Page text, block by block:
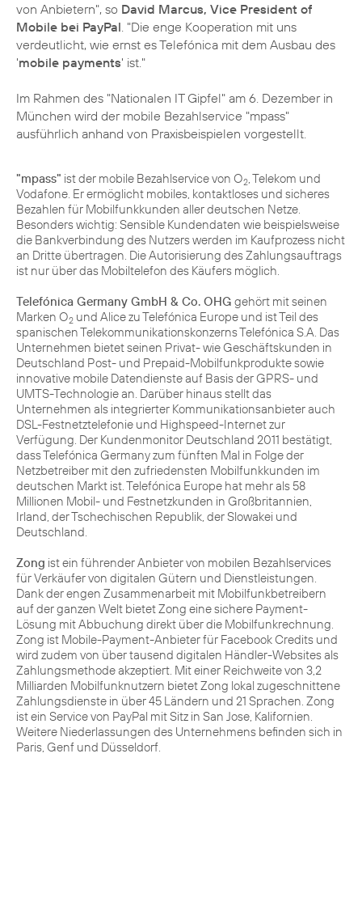
von Anbietern", so David Marcus, Vice President of
Mobile bei PayPal. "Die enge Kooperation mit uns
verdeutlicht, wie ernst es Telefónica mit dem Ausbau des
'mobile payments' ist."
Im Rahmen des "Nationalen IT Gipfel" am 6. Dezember in
München wird der mobile Bezahlservice "mpass"
ausführlich anhand von Praxisbeispielen vorgestellt.
"mpass" ist der mobile Bezahlservice von O2, Telekom und
Vodafone. Er ermöglicht mobiles, kontaktloses und sicheres
Bezahlen für Mobilfunkkunden aller deutschen Netze.
Besonders wichtig: Sensible Kundendaten wie beispielsweise
die Bankverbindung des Nutzers werden im Kaufprozess nicht
an Dritte übertragen. Die Autorisierung des Zahlungsauftrags
ist nur über das Mobiltelefon des Käufers möglich.
Telefónica Germany GmbH & Co. OHG gehört mit seinen
Marken O2 und Alice zu Telefónica Europe und ist Teil des
spanischen Telekommunikationskonzerns Telefónica S.A. Das
Unternehmen bietet seinen Privat- wie Geschäftskunden in
Deutschland Post- und Prepaid-Mobilfunkprodukte sowie
innovative mobile Datendienste auf Basis der GPRS- und
UMTS-Technologie an. Darüber hinaus stellt das
Unternehmen als integrierter Kommunikationsanbieter auch
DSL-Festnetztelefonie und Highspeed-Internet zur
Verfügung. Der Kundenmonitor Deutschland 2011 bestätigt,
dass Telefónica Germany zum fünften Mal in Folge der
Netzbetreiber mit den zufriedensten Mobilfunkkunden im
deutschen Markt ist. Telefónica Europe hat mehr als 58
Millionen Mobil- und Festnetzkunden in Großbritannien,
Irland, der Tschechischen Republik, der Slowakei und
Deutschland.
Zong ist ein führender Anbieter von mobilen Bezahlservices
für Verkäufer von digitalen Gütern und Dienstleistungen.
Dank der engen Zusammenarbeit mit Mobilfunkbetreibern
auf der ganzen Welt bietet Zong eine sichere Payment-
Lösung mit Abbuchung direkt über die Mobilfunkrechnung.
Zong ist Mobile-Payment-Anbieter für Facebook Credits und
wird zudem von über tausend digitalen Händler-Websites als
Zahlungsmethode akzeptiert. Mit einer Reichweite von 3,2
Milliarden Mobilfunknutzern bietet Zong lokal zugeschnittene
Zahlungsdienste in über 45 Ländern und 21 Sprachen. Zong
ist ein Service von PayPal mit Sitz in San Jose, Kalifornien.
Weitere Niederlassungen des Unternehmens befinden sich in
Paris, Genf und Düsseldorf.